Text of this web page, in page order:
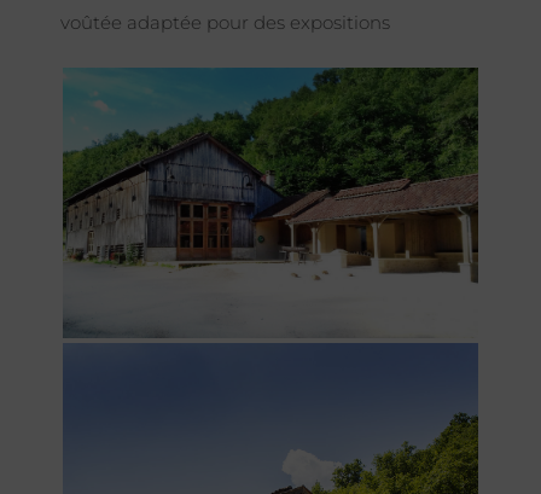
voûtée adaptée pour des expositions